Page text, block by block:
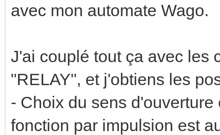
avec mon automate Wago.
J'ai couplé tout ça avec les
"RELAY", et j'obtiens les
- Choix du sens
fonction par impulsion est